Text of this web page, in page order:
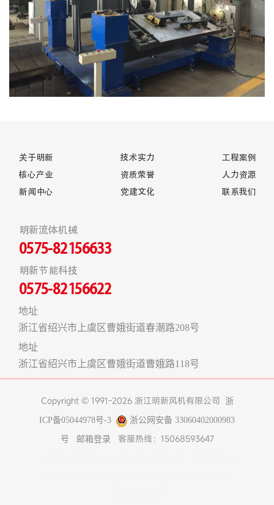
关于明新
核心产业
新闻中心
技术实力
资质荣誉
党建文化
工程案例
人力资源
联系我们
明新流体机械
0575-82156633
明新节能科技
0575-82156622
地址
浙江省绍兴市上虞区曹娥街道春潮路208号
地址
浙江省绍兴市上虞区曹娥街道曹娥路118号
Copyright © 1991-2026 浙江明新风机有限公司 浙
ICP备05044978号-3 浙公网安备 33060402000983
号 邮箱登录
客服热线：15068593647